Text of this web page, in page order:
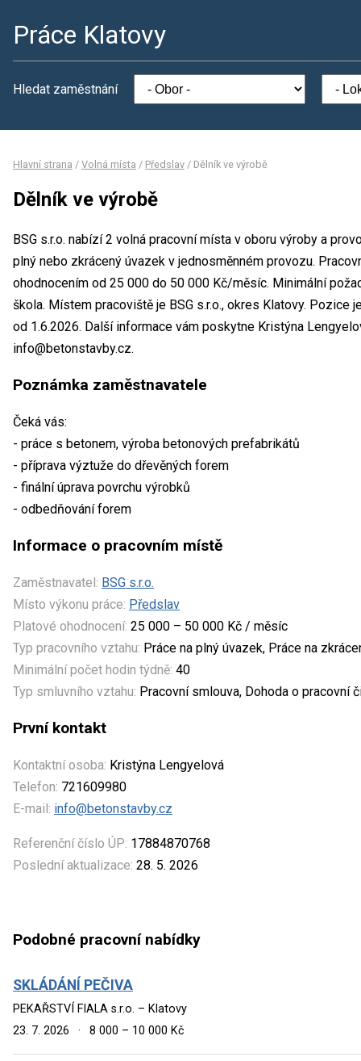
Práce Klatovy
Hledat zaměstnání
Hlavní strana / Volná místa / Předslav / Dělník ve výrobě
Dělník ve výrobě
BSG s.r.o. nabízí 2 volná pracovní místa v oboru výroby a
plný nebo zkrácený úvazek v jednosměnném provozu.
ohodnocením od 25 000 do 50 000 Kč/měsíc. Minimální
škola. Místem pracoviště je BSG s.r.o., okres Klatovy. Pozice
od 1.6.2026. Další informace vám poskytne Kristýna
info@betonstavby.cz.
Poznámka zaměstnavatele
Čeká vás:
- práce s betonem, výroba betonových prefabrikátů
- příprava výztuže do dřevěných forem
- finální úprava povrchu výrobků
- odbedňování forem
Informace o pracovním místě
Zaměstnavatel: BSG s.r.o.
Místo výkonu práce: Předslav
Platové ohodnocení: 25 000 – 50 000 Kč / měsíc
Typ pracovního vztahu: Práce na plný úvazek, Práce na
Minimální počet hodin týdně: 40
Typ smluvního vztahu: Pracovní smlouva, Dohoda o pracovní
První kontakt
Kontaktní osoba: Kristýna Lengyelová
Telefon: 721609980
E-mail: info@betonstavby.cz
Referenční číslo ÚP: 17884870768
Poslední aktualizace: 28. 5. 2026
Podobné pracovní nabídky
SKLÁDÁNÍ PEČIVA
PEKAŘSTVÍ FIALA s.r.o. – Klatovy
23. 7. 2026
· 8 000 – 10 000 Kč